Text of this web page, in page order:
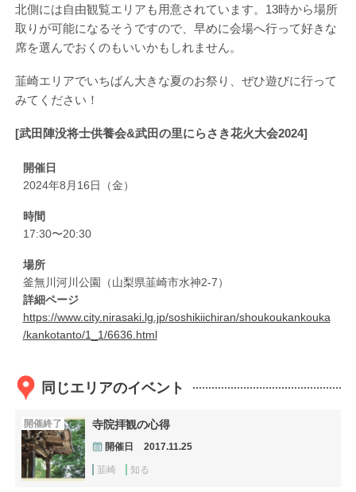
北側には自由観覧エリアも用意されています。13時から場所
取りが可能になるそうですので、早めに会場へ行って好きな
席を選んでおくのもいいかもしれません。
韮崎エリアでいちばん大きな夏のお祭り、ぜひ遊びに行って
みてください！
[武田陣没将士供養会&武田の里にらさき花火大会2024]
開催日
2024年8月16日（金）
時間
17:30〜20:30
場所
釜無川河川公園（山梨県韮崎市水神2-7）
詳細ページ
https://www.city.nirasaki.lg.jp/soshikiichiran/shoukoukankouka
/kankotanto/1_1/6636.html
同じエリアのイベント
開催終了 寺院拝観の心得
開催日 2017.11.25
韮崎 知る